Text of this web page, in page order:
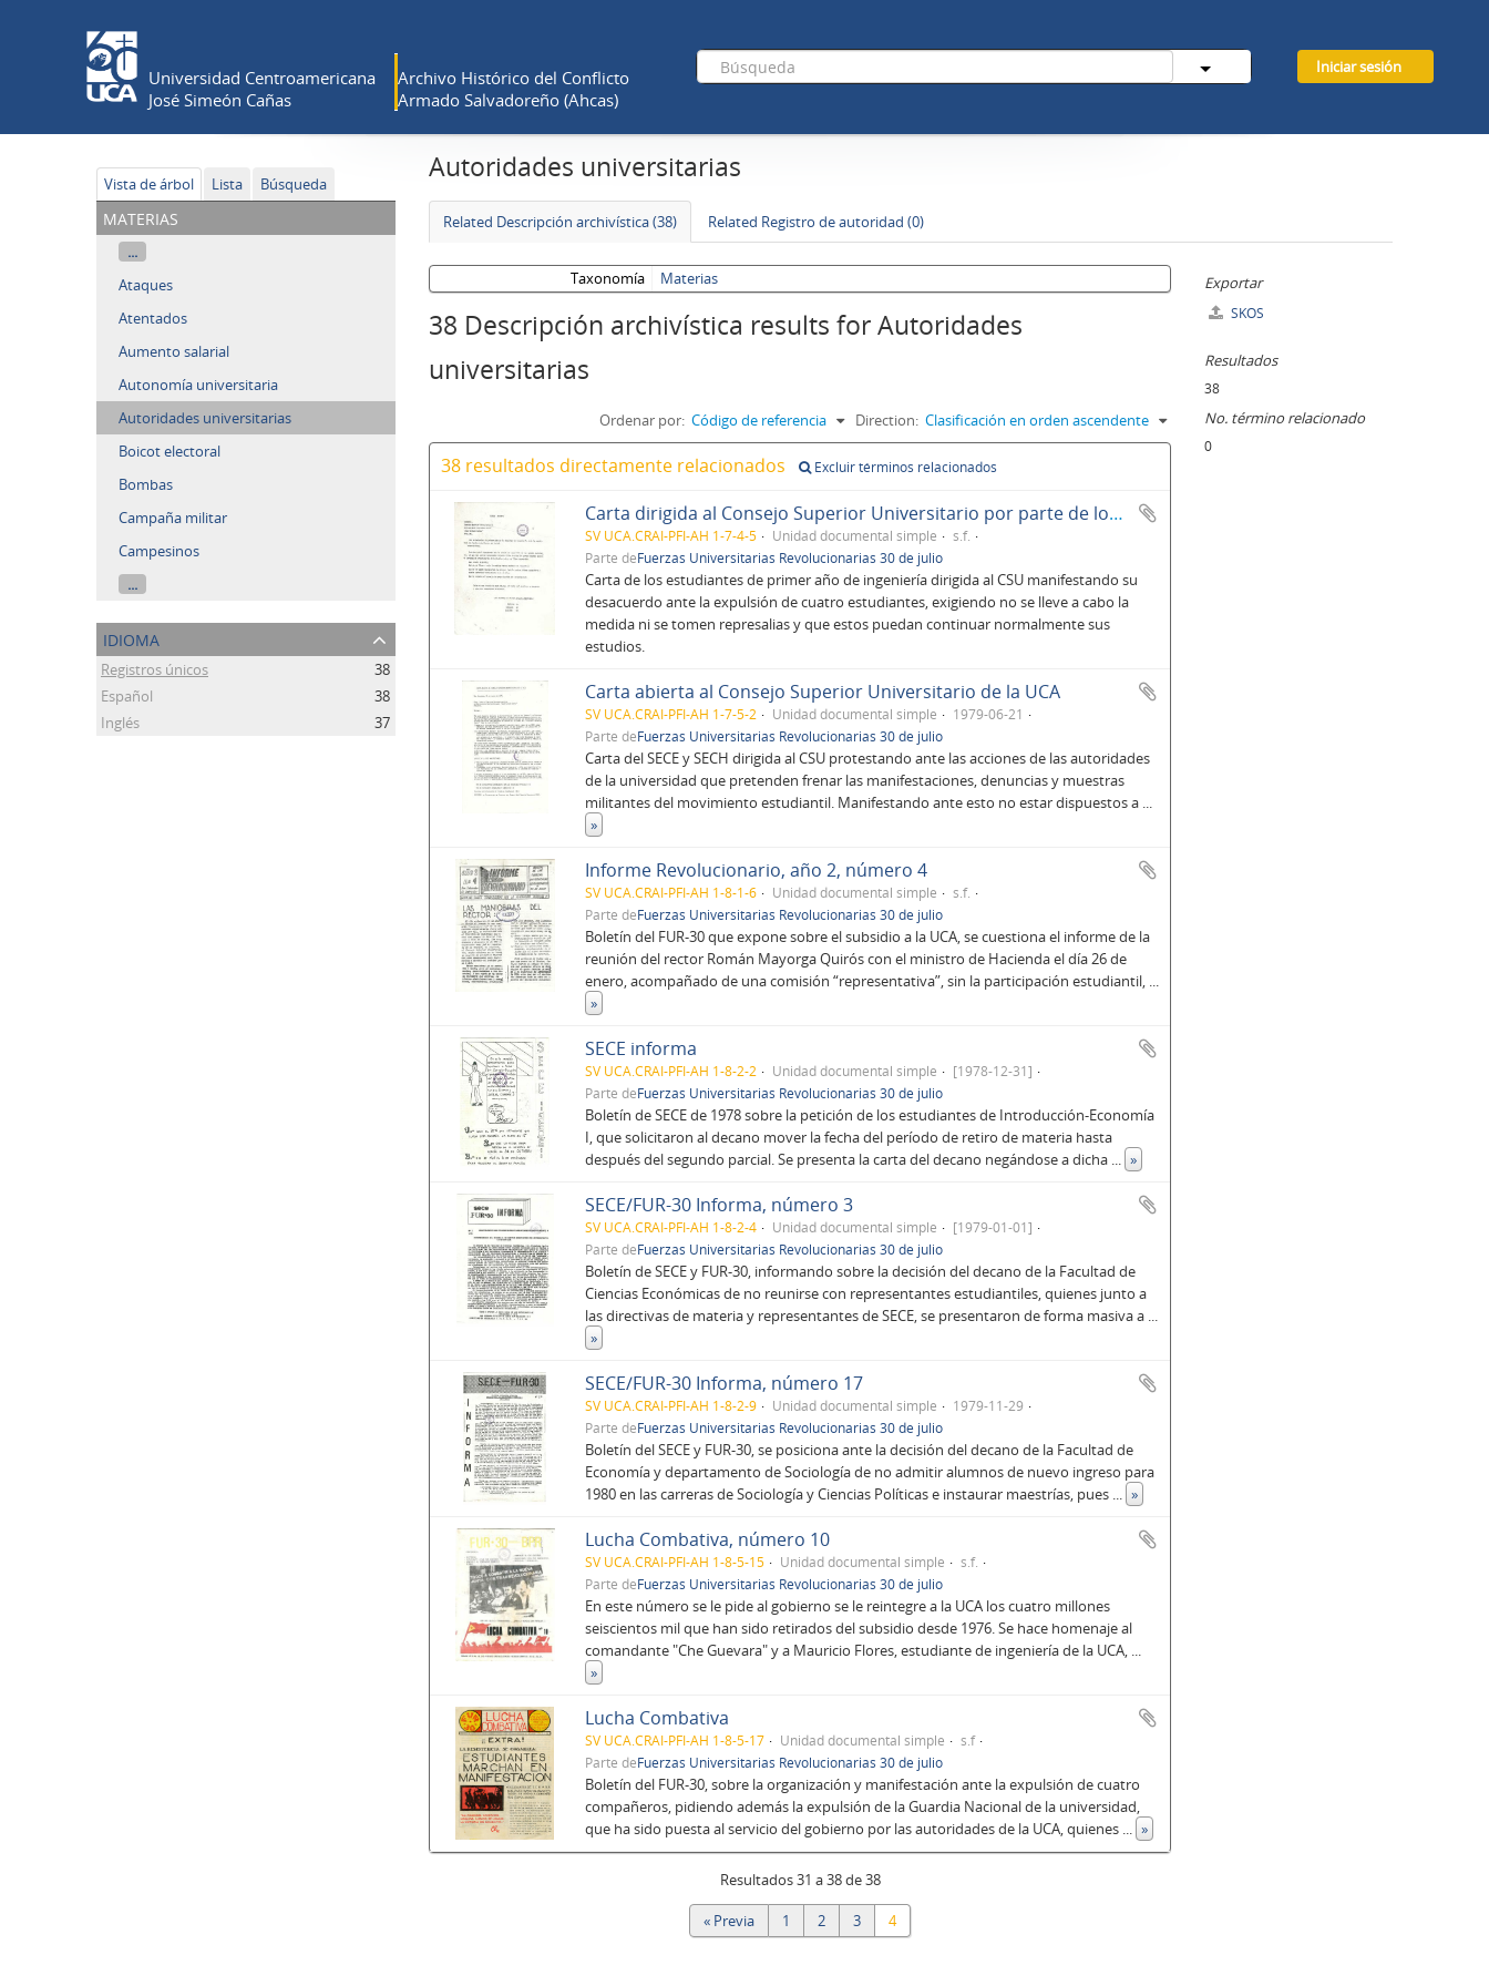
Universidad Centroamericana
José Simeón Cañas
Archivo Histórico del Conflicto
Armado Salvadoreño (Ahcas)
Iniciar sesión
Vista de árbol Lista Búsqueda
materias
...
Ataques
Atentados
Aumento salarial
Autonomía universitaria
Autoridades universitarias
Boicot electoral
Bombas
Campaña militar
Campesinos
...
idioma
Registros únicos
38
Español
38
Inglés
37
Autoridades universitarias
Related Descripción archivística (38) Related Registro de autoridad (0)
Taxonomía Materias
38 Descripción archivística results for Autoridades
universitarias
Ordenar por: Código de referencia Direction: Clasificación en orden ascendente
38 resultados directamente relacionados Excluir términos relacionados
Carta dirigida al Consejo Superior Universitario por parte de los estudiantes de primer año de ingeniería
SV UCA.CRAI-PFI-AH 1-7-4-5 Unidad documental simple
s.f.
Parte deFuerzas Universitarias Revolucionarias 30 de julio
Carta de los estudiantes de primer año de ingeniería dirigida al CSU manifestando su
desacuerdo ante la expulsión de cuatro estudiantes, exigiendo no se lleve a cabo la
medida ni se tomen represalias y que estos puedan continuar normalmente sus
estudios.
Carta abierta al Consejo Superior Universitario de la UCA
SV UCA.CRAI-PFI-AH 1-7-5-2 Unidad documental simple
1979-06-21
Parte deFuerzas Universitarias Revolucionarias 30 de julio
Carta del SECE y SECH dirigida al CSU protestando ante las acciones de las autoridades
de la universidad que pretenden frenar las manifestaciones, denuncias y muestras
militantes del movimiento estudiantil. Manifestando ante esto no estar dispuestos a ...
»
Informe Revolucionario, año 2, número 4
SV UCA.CRAI-PFI-AH 1-8-1-6 Unidad documental simple
s.f.
Parte deFuerzas Universitarias Revolucionarias 30 de julio
Boletín del FUR-30 que expone sobre el subsidio a la UCA, se cuestiona el informe de la
reunión del rector Román Mayorga Quirós con el ministro de Hacienda el día 26 de
enero, acompañado de una comisión “representativa”, sin la participación estudiantil, ...
»
SECE informa
SV UCA.CRAI-PFI-AH 1-8-2-2 Unidad documental simple
[1978-12-31]
Parte deFuerzas Universitarias Revolucionarias 30 de julio
Boletín de SECE de 1978 sobre la petición de los estudiantes de Introducción-Economía
I, que solicitaron al decano mover la fecha del período de retiro de materia hasta
después del segundo parcial. Se presenta la carta del decano negándose a dicha ... »
SECE/FUR-30 Informa, número 3
SV UCA.CRAI-PFI-AH 1-8-2-4 Unidad documental simple
[1979-01-01]
Parte deFuerzas Universitarias Revolucionarias 30 de julio
Boletín de SECE y FUR-30, informando sobre la decisión del decano de la Facultad de
Ciencias Económicas de no reunirse con representantes estudiantiles, quienes junto a
las directivas de materia y representantes de SECE, se presentaron de forma masiva a ...
»
SECE/FUR-30 Informa, número 17
SV UCA.CRAI-PFI-AH 1-8-2-9 Unidad documental simple
1979-11-29
Parte deFuerzas Universitarias Revolucionarias 30 de julio
Boletín del SECE y FUR-30, se posiciona ante la decisión del decano de la Facultad de
Economía y departamento de Sociología de no admitir alumnos de nuevo ingreso para
1980 en las carreras de Sociología y Ciencias Políticas e instaurar maestrías, pues ... »
Lucha Combativa, número 10
SV UCA.CRAI-PFI-AH 1-8-5-15 Unidad documental simple
s.f.
Parte deFuerzas Universitarias Revolucionarias 30 de julio
En este número se le pide al gobierno se le reintegre a la UCA los cuatro millones
seiscientos mil que han sido retirados del subsidio desde 1976. Se hace homenaje al
comandante "Che Guevara" y a Mauricio Flores, estudiante de ingeniería de la UCA, ...
»
Lucha Combativa
SV UCA.CRAI-PFI-AH 1-8-5-17 Unidad documental simple
s.f
Parte deFuerzas Universitarias Revolucionarias 30 de julio
Boletín del FUR-30, sobre la organización y manifestación ante la expulsión de cuatro
compañeros, pidiendo además la expulsión de la Guardia Nacional de la universidad,
que ha sido puesta al servicio del gobierno por las autoridades de la UCA, quienes ... »
Resultados 31 a 38 de 38
« Previa 1 2 3 4
Exportar
SKOS
Resultados
38
No. término relacionado
0